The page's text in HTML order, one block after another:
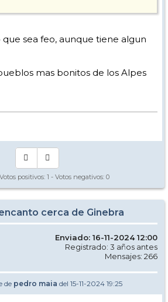
sea feo, aunque tiene algun
mas bonitos de los Alpes
positivos: 1 - Votos negativos: 0
cerca de Ginebra
Enviado: 16-11-2024 12:00
Registrado: 3 años antes
Mensajes: 266
de pedro maia del 15-11-2024 19:25